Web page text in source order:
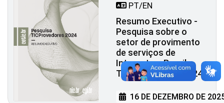
PT/EN
Resumo Executivo -
Pesquisa sobre o
setor de provimento
de serviços de
Internet no Brasil -
TIC Provedores 2024
16 DE DEZEMBRO DE